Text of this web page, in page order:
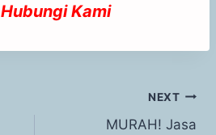
Hubungi Kami
NEXT
MURAH! Jasa